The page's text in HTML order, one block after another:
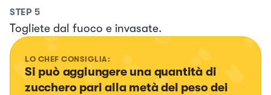
STEP 5
Togliete dal fuoco e invasate.
LO CHEF CONSIGLIA:
Si può aggiungere una quantità di
zucchero pari alla metà del peso dei